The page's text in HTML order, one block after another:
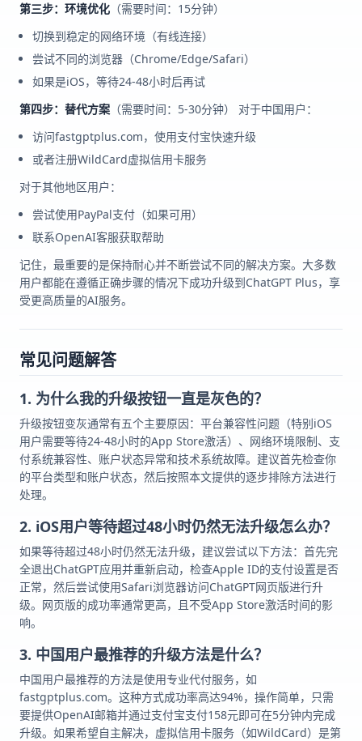
第三步：环境优化 （需要时间：15分钟）
切换到稳定的网络环境（有线连接）
尝试不同的浏览器（Chrome/Edge/Safari）
如果是iOS，等待24-48小时后再试
第四步：替代方案 （需要时间：5-30分钟） 对于中国用户：
访问fastgptplus.com，使用支付宝快速升级
或者注册WildCard虚拟信用卡服务
对于其他地区用户：
尝试使用PayPal支付（如果可用）
联系OpenAI客服获取帮助
记住，最重要的是保持耐心并不断尝试不同的解决方案。大多数
用户都能在遵循正确步骤的情况下成功升级到ChatGPT Plus，享
受更高质量的AI服务。
常见问题解答
1. 为什么我的升级按钮一直是灰色的？
升级按钮变灰通常有五个主要原因：平台兼容性问题（特别iOS
用户需要等待24-48小时的App Store激活）、网络环境限制、支
付系统兼容性、账户状态异常和技术系统故障。建议首先检查你
的平台类型和账户状态，然后按照本文提供的逐步排除方法进行
处理。
2. iOS用户等待超过48小时仍然无法升级怎么办？
如果等待超过48小时仍然无法升级，建议尝试以下方法：首先完
全退出ChatGPT应用并重新启动，检查Apple ID的支付设置是否
正常，然后尝试使用Safari浏览器访问ChatGPT网页版进行升
级。网页版的成功率通常更高，且不受App Store激活时间的影
响。
3. 中国用户最推荐的升级方法是什么？
中国用户最推荐的方法是使用专业代付服务，如
fastgptplus.com。这种方式成功率高达94%，操作简单，只需
要提供OpenAI邮箱并通过支付宝支付158元即可在5分钟内完成
升级。如果希望自主解决，虚拟信用卡服务（如WildCard）是第